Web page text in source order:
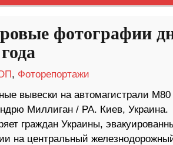
фотографии
, Фоторепортажи
вывески на автомагистрали М80
Миллиган / PA. Киев, Украина.
граждан Украины,
на центральный